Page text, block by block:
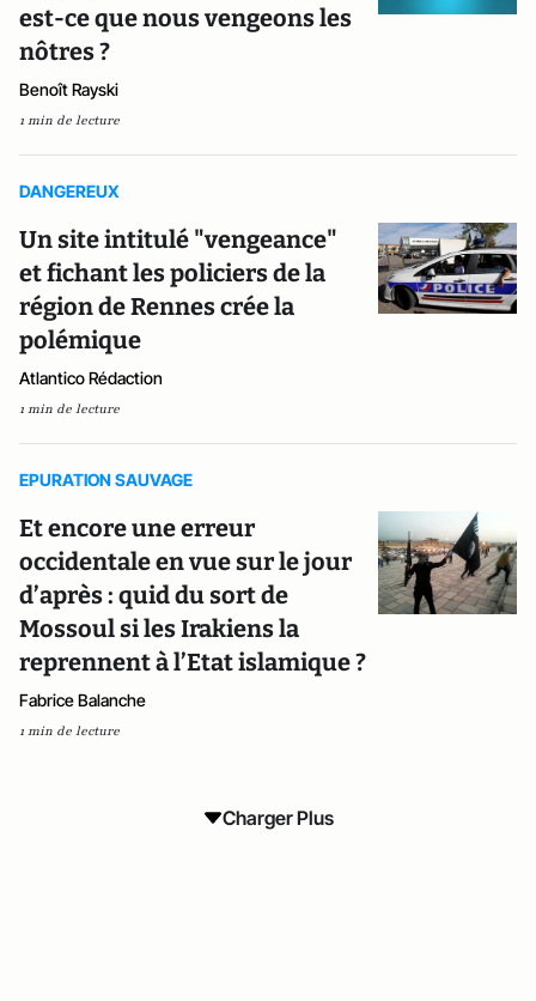
est-ce que nous vengeons les
nôtres ?
Benoît Rayski
1 min de lecture
DANGEREUX
Un site intitulé "vengeance"
et fichant les policiers de la
région de Rennes crée la
polémique
Atlantico Rédaction
1 min de lecture
EPURATION SAUVAGE
Et encore une erreur
occidentale en vue sur le jour
d’après : quid du sort de
Mossoul si les Irakiens la
reprennent à l’Etat islamique ?
Fabrice Balanche
1 min de lecture
Charger Plus